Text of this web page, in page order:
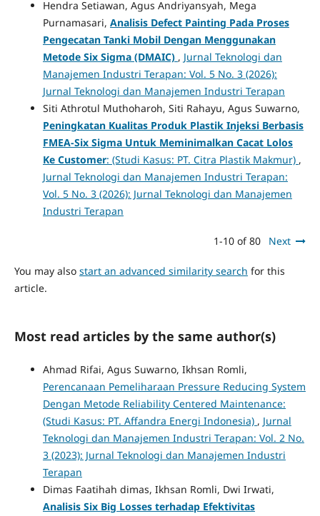
Hendra Setiawan, Agus Andriyansyah, Mega
Purnamasari, Analisis Defect Painting Pada Proses
Pengecatan Tanki Mobil Dengan Menggunakan
Metode Six Sigma (DMAIC) , Jurnal Teknologi dan
Manajemen Industri Terapan: Vol. 5 No. 3 (2026):
Jurnal Teknologi dan Manajemen Industri Terapan
Siti Athrotul Muthoharoh, Siti Rahayu, Agus Suwarno,
Peningkatan Kualitas Produk Plastik Injeksi Berbasis
FMEA-Six Sigma Untuk Meminimalkan Cacat Lolos
Ke Customer: (Studi Kasus: PT. Citra Plastik Makmur) ,
Jurnal Teknologi dan Manajemen Industri Terapan:
Vol. 5 No. 3 (2026): Jurnal Teknologi dan Manajemen
Industri Terapan
1-10 of 80 Next
You may also start an advanced similarity search for this
article.
Most read articles by the same author(s)
Ahmad Rifai, Agus Suwarno, Ikhsan Romli,
Perencanaan Pemeliharaan Pressure Reducing System
Dengan Metode Reliability Centered Maintenance:
(Studi Kasus: PT. Affandra Energi Indonesia) , Jurnal
Teknologi dan Manajemen Industri Terapan: Vol. 2 No.
3 (2023): Jurnal Teknologi dan Manajemen Industri
Terapan
Dimas Faatihah dimas, Ikhsan Romli, Dwi Irwati,
Analisis Six Big Losses terhadap Efektivitas